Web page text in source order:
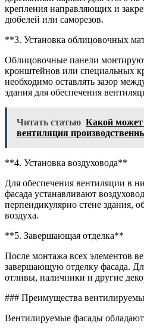
крепления направляющих и
дюбелей или саморезов.
**3. Установка облицовочных
Облицовочные панели
кронштейнов или специальных
необходимо оставлять зазор
здания для обеспечения
Читать статью Какой может
вентиляция
**4. Установка воздуховода**
Для обеспечения вентиляции в
фасада устанавливают
перпендикулярно стене здания,
воздуха.
**5. Завершающая отделка**
После монтажа всех элементов
завершающую отделку фасада.
отливы, наличники и другие
### Преимущества
Вентилируемые фасады